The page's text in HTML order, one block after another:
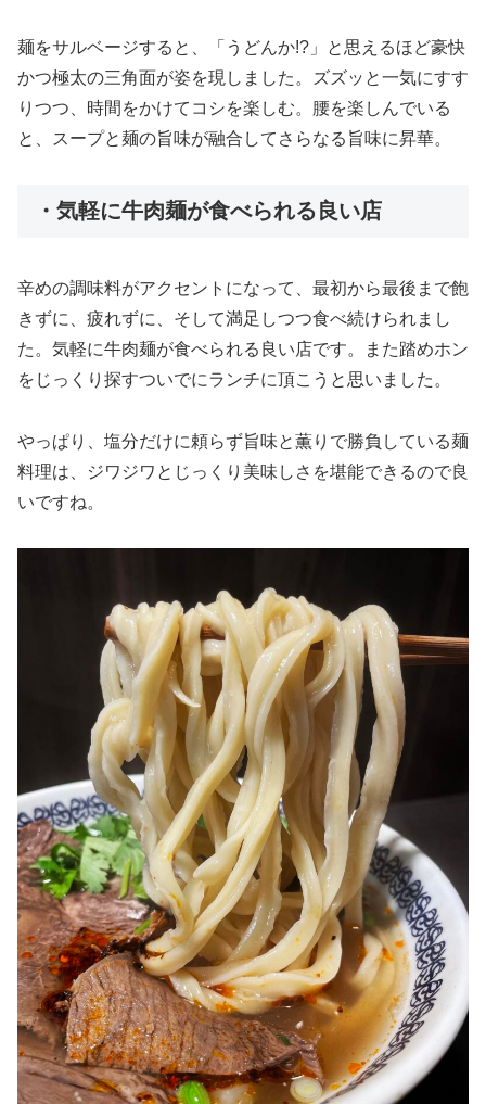
麺をサルベージすると、「うどんか!?」と思えるほど豪快
かつ極太の三角面が姿を現しました。ズズッと一気にすす
りつつ、時間をかけてコシを楽しむ。腰を楽しんでいる
と、スープと麺の旨味が融合してさらなる旨味に昇華。
・気軽に牛肉麺が食べられる良い店
辛めの調味料がアクセントになって、最初から最後まで飽
きずに、疲れずに、そして満足しつつ食べ続けられまし
た。気軽に牛肉麺が食べられる良い店です。また踏めホン
をじっくり探すついでにランチに頂こうと思いました。
やっぱり、塩分だけに頼らず旨味と薫りで勝負している麺
料理は、ジワジワとじっくり美味しさを堪能できるので良
いですね。